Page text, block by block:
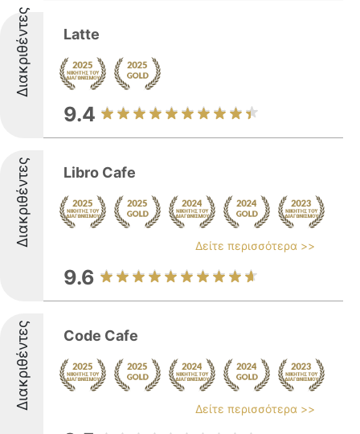
Διακριθέντες Latte
9.4
Διακριθέντες Libro Cafe
Δείτε περισσότερα >>
9.6
Διακριθέντες Code Cafe
Δείτε περισσότερα >>